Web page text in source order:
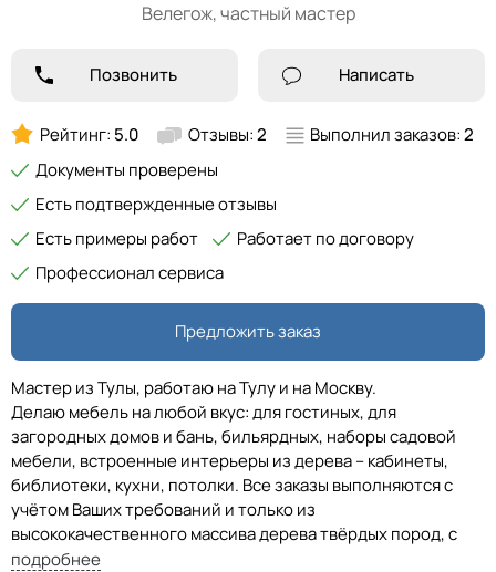
Велегож,частный мастер
Позвонить Написать
Рейтинг: 5.0 Отзывы:2 Выполнил заказов:2
Документы проверены
Есть подтвержденные отзывы
Есть примеры работ
Работает по договору
Профессионал сервиса
Предложить заказ
Мастер из Тулы, работаю на Тулу и на Москву.
Делаю мебель на любой вкус: для гостиных, для
загородных домов и бань, бильярдных, наборы садовой
мебели, встроенные интерьеры из дерева – кабинеты,
библиотеки, кухни, потолки. Все заказы выполняются с
учётом Ваших требований и только из
высококачественного массива дерева твёрдых пород, с
использованием специальных лакокрасочных материалов.
подробнее